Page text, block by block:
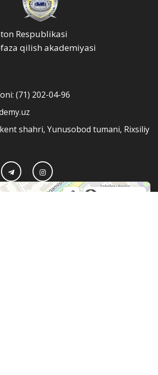
Respublikasi
qilish akademiyasi
(71) 202-04-96
shahri, Yunusobod tumani, Rixsiliy